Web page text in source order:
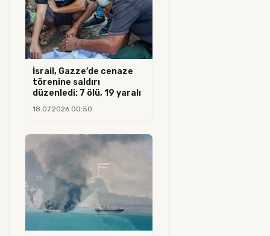
İsrail, Gazze’de cenaze
törenine saldırı
düzenledi: 7 ölü, 19 yaralı
18.07.2026 00:50